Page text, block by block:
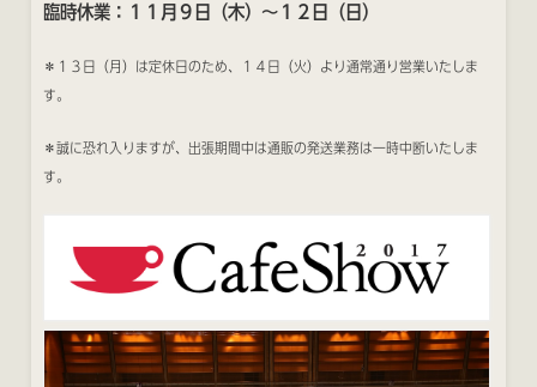
臨時休業：１１月９日（木）〜１２日（日）
＊１３日（月）は定休日のため、１４日（火）より通常通り営業いたしま
す。
＊誠に恐れ入りますが、出張期間中は通販の発送業務は一時中断いたしま
す。